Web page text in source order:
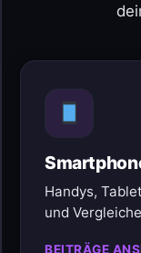
Handys,
und
BEITRÄGE